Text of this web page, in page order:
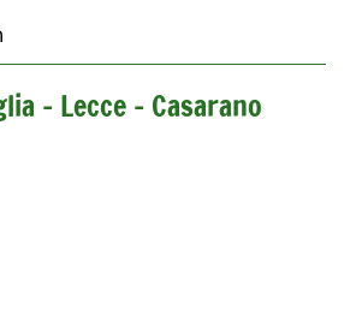
- Lecce - Casarano